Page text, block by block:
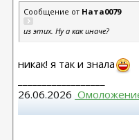
Сообщение от Ната0079
из этих. Ну а как иначе?
никак! я так и знала
26.06.2026